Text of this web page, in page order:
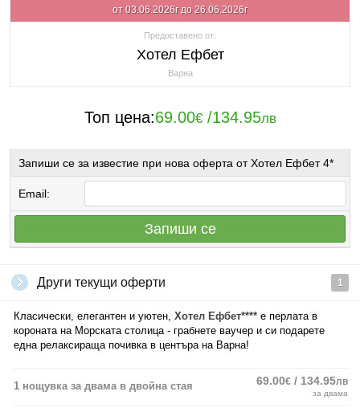
от 03.06.2026г до 26.06.2026г
Предоставено от:
Хотел Ефбет
Варна
Топ цена:69.00€/134.95лв
Запиши се за известие при нова оферта от Хотел Ефбет 4*
Email:
Запиши се
Други текущи оферти 1
Класически, елегантен и уютен, Хотел Ефбет**** е перлата в
короната на Морската столица - грабнете ваучер и си подарете
една релаксираща почивка в центъра на Варна!
1 нощувка за двама в двойна стая 69.00€ / 134.95лв
за двама